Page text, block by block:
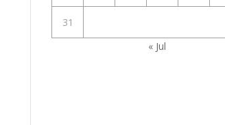
31
« Jul